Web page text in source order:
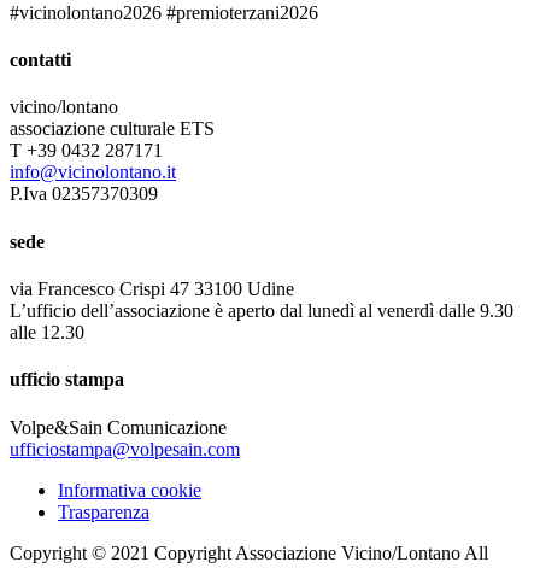
#vicinolontano2026 #premioterzani2026
contatti
vicino/lontano
associazione culturale ETS
T +39 0432 287171
info@vicinolontano.it
P.Iva 02357370309
sede
via Francesco Crispi 47 33100 Udine
L’ufficio dell’associazione è aperto dal lunedì al venerdì dalle 9.30
alle 12.30
ufficio stampa
Volpe&Sain Comunicazione
ufficiostampa@volpesain.com
Informativa cookie
Trasparenza
Copyright © 2021 Copyright Associazione Vicino/Lontano All